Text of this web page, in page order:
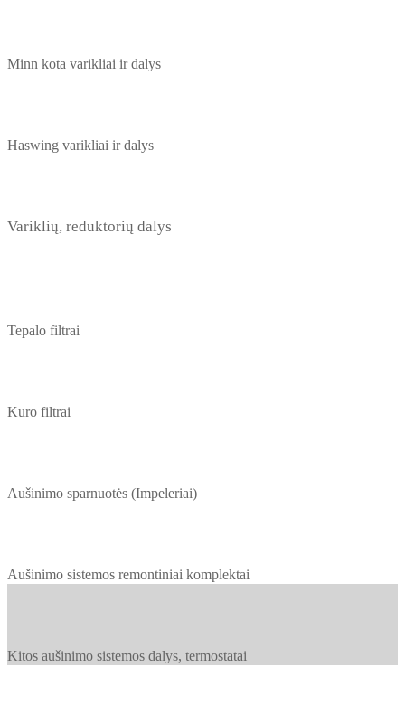
Minn kota varikliai ir dalys
Haswing varikliai ir dalys
Variklių, reduktorių dalys
Tepalo filtrai
Kuro filtrai
Aušinimo sparnuotės (Impeleriai)
Aušinimo sistemos remontiniai komplektai
Kitos aušinimo sistemos dalys, termostatai